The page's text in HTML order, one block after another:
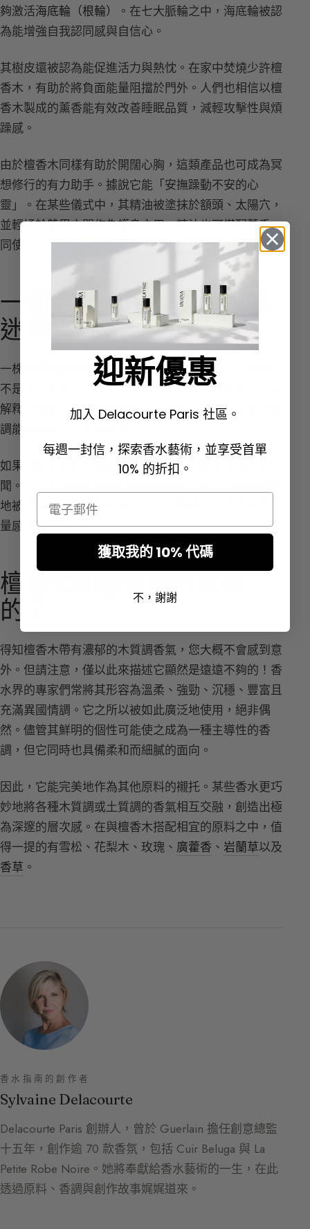
夠激活海底輪（根輪）
。在七大脈輪之中，海底輪被認
為能增強自我認同感與自信心。
其樹皮還被認為能促進活力與熱忱。在家中焚燒少許檀
香木，有助於將負面能量阻擋於門外。人們也相信以檀
香木製成的薰香能有效改善睡眠品質，減輕攻擊性與煩
躁感。
由於檀香木同樣有助於開闊心胸，這類產品也可成為冥
想修行的有力助手。據說它能「安撫躁動不安的心
靈」。在某些儀式中，其精油被塗抹於額頭、太陽穴，
並輕揉於雙眉之間作為護身之用。精油也可搭配薰香一
同使用，以進入冥想狀態，與世界達成靈性的交融。
一個合理的解釋：令人著
迷的香氣
一株簡單的植物竟能作為吉祥之物，這確實令人驚訝，
不是嗎？事實上，這些益處都可以用更為務實的方式來
解釋。檀香木及其煙霧散發出的芬芳，其令人安寧的香
調能喚起內心的平靜與祥和。
如果您對香水世界感興趣，想必早已對檀香木有所耳
聞。它在男性香水的調配中極受歡迎，如今也越來越多
地被運用於女性香水的創作之中，為其賦予更強勁的力
量感與圓潤感。
檀香木的香氣是什麼樣
的？
得知檀香木帶有濃郁的木質調香氣，您大概不會感到意
外。但請注意，僅以此來描述它顯然是遠遠不夠的！香
水界的專家們常將其形容為溫柔、強勁、沉穩、豐富且
充滿異國情調。它之所以被如此廣泛地使用，絕非偶
然。儘管其鮮明的個性可能使之成為一種主導性的香
調，但它同時也具備柔和而細膩的面向。
因此，它能完美地作為其他原料的襯托。某些香水更巧
妙地將各種木質調或土質調的香氣相互交融，創造出極
為深邃的層次感。在與檀香木搭配相宜的原料之中，值
得一提的有雪松、花梨木、玫瑰、 廣藿香 、 岩蘭草以及
香草 。
香水指南的創作者
Sylvaine Delacourte
Delacourte Paris 創辦人，曾於 Guerlain 擔任創意總監
十五年，創作逾 70 款香氛，包括 Cuir Beluga 與 La
Petite Robe Noire。她將奉獻給香水藝術的一生，在此
透過原料、香調與創作故事娓娓道來。
迎新優惠
加入 Delacourte Paris 社區。
每週一封信，探索香水藝術，並享受首單
10% 的折扣。
Email
獲取我的 10% 代碼
不，謝謝